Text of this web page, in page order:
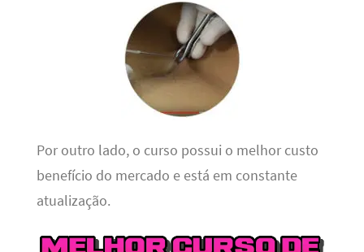
Por outro lado, o curso possui o melhor custo
benefício do mercado e está em constante
atualização.